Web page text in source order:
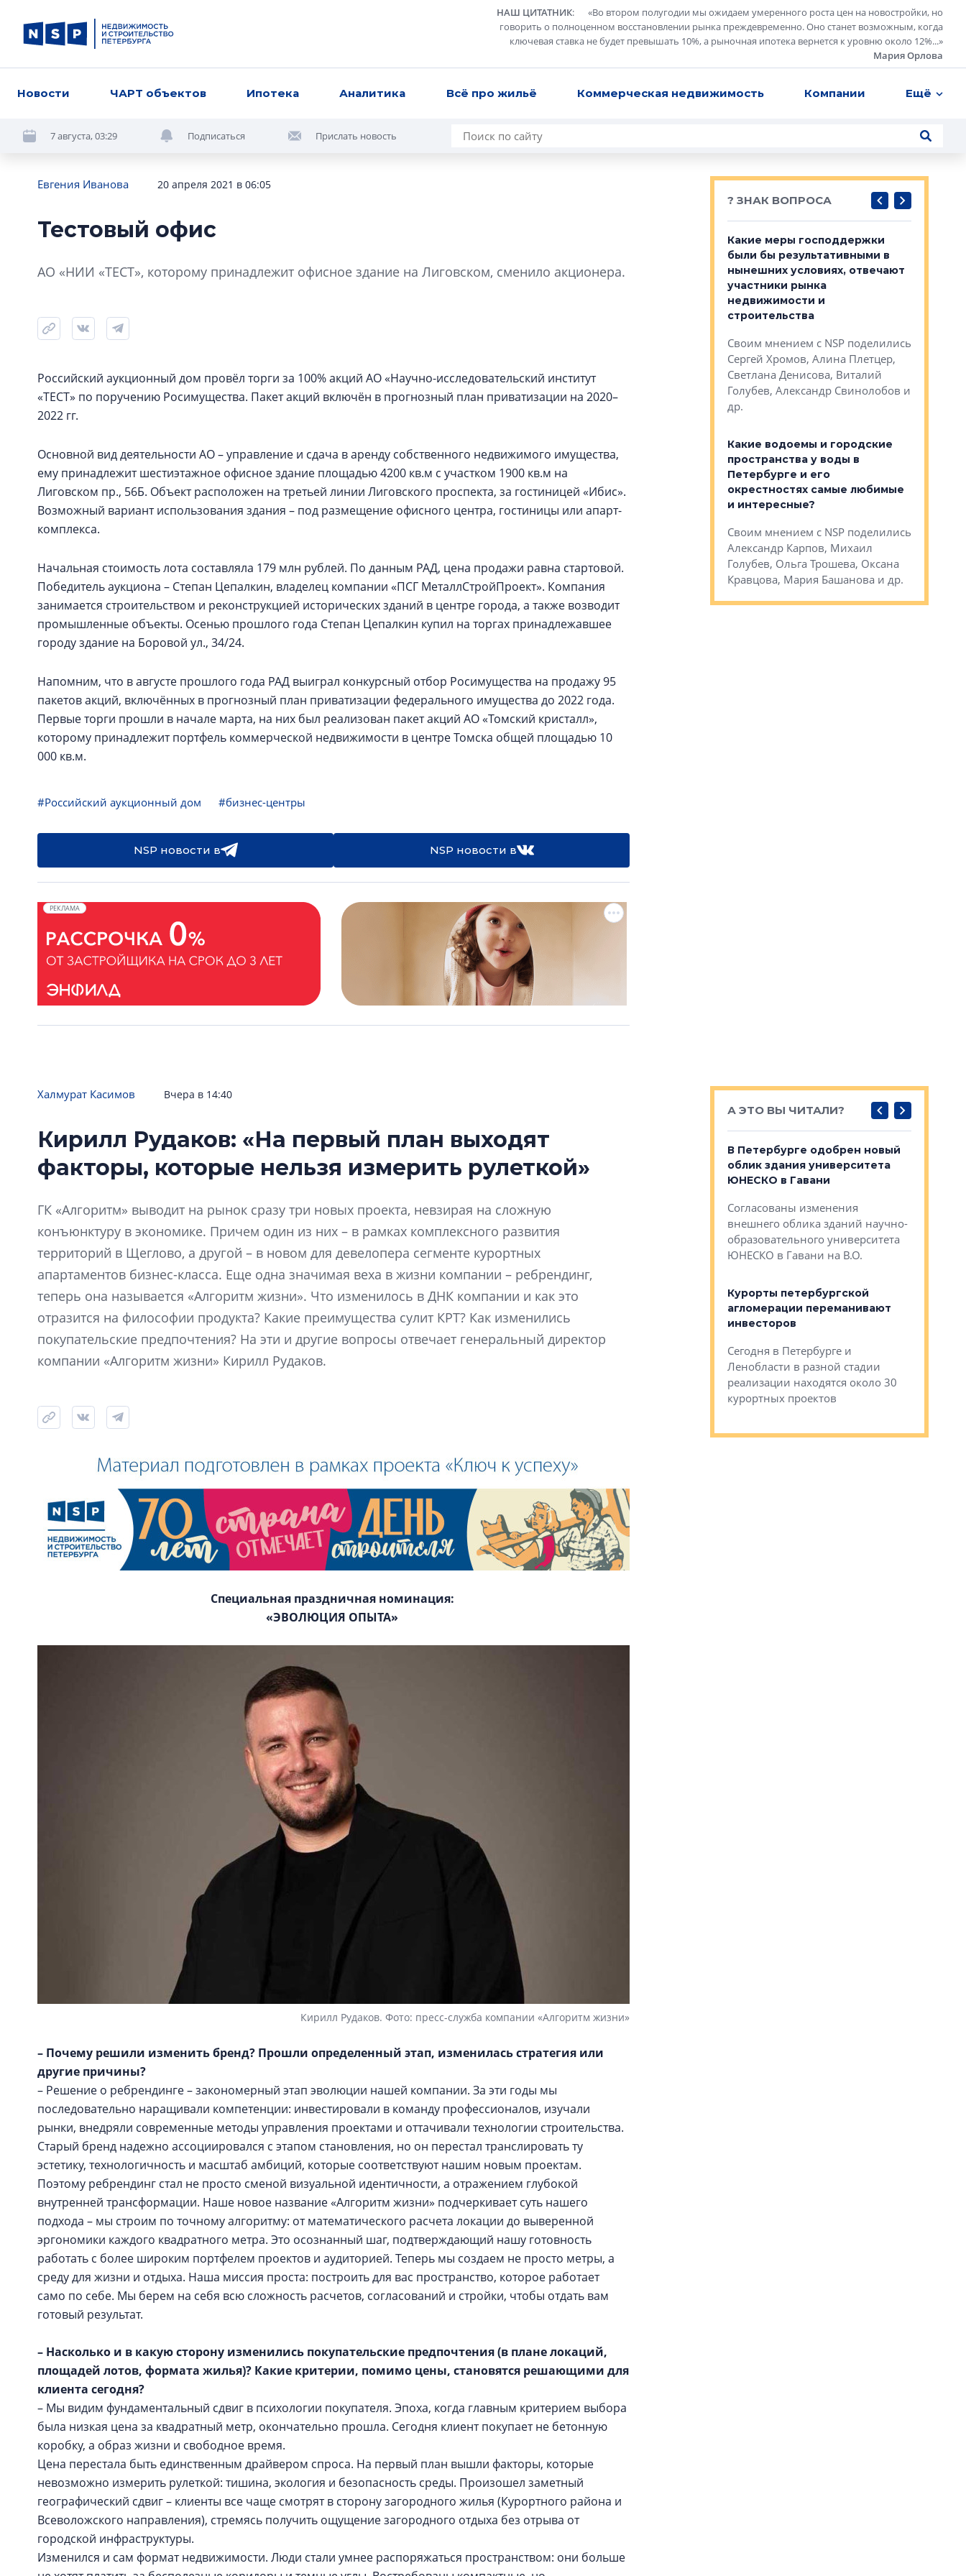
НАШ ЦИТАТНИК: «Во втором полугодии мы ожидаем умеренного роста цен на новостройки, но
говорить о полноценном восстановлении рынка преждевременно. Оно станет возможным, когда
ключевая ставка не будет превышать 10%, а рыночная ипотека вернется к уровню около 12%...»
Мария Орлова
Новости ЧАРТ объектов Ипотека Аналитика Всё про жильё Коммерческая недвижимость Компании Ещё
7 августа, 03:29 Подписаться Прислать новость
Евгения Иванова 20 апреля 2021 в 06:05
Тестовый офис
АО «НИИ «ТЕСТ», которому принадлежит офисное здание на Лиговском, сменило акционера.
Российский аукционный дом провёл торги за 100% акций АО «Научно-исследовательский институт
«ТЕСТ» по поручению Росимущества. Пакет акций включён в прогнозный план приватизации на 2020–
2022 гг.
Основной вид деятельности АО – управление и сдача в аренду собственного недвижимого имущества,
ему принадлежит шестиэтажное офисное здание площадью 4200 кв.м с участком 1900 кв.м на
Лиговском пр., 56Б. Объект расположен на третьей линии Лиговского проспекта, за гостиницей «Ибис».
Возможный вариант использования здания – под размещение офисного центра, гостиницы или апарт-
комплекса.
Начальная стоимость лота составляла 179 млн рублей. По данным РАД, цена продажи равна стартовой.
Победитель аукциона – Степан Цепалкин, владелец компании «ПСГ МеталлСтройПроект». Компания
занимается строительством и реконструкцией исторических зданий в центре города, а также возводит
промышленные объекты. Осенью прошлого года Степан Цепалкин купил на торгах принадлежавшее
городу здание на Боровой ул., 34/24.
Напомним, что в августе прошлого года РАД выиграл конкурсный отбор Росимущества на продажу 95
пакетов акций, включённых в прогнозный план приватизации федерального имущества до 2022 года.
Первые торги прошли в начале марта, на них был реализован пакет акций АО «Томский кристалл»,
которому принадлежит портфель коммерческой недвижимости в центре Томска общей площадью 10
000 кв.м.
#Российский аукционный дом #бизнес-центры
NSP новости в NSP новости в
РЕКЛАМА
? ЗНАК ВОПРОСА
рынка?
Жабин, Светлана Денисова,
Константин Сторожев и другие
в сфере девелопмента и
строительства?
Валентина Калинина, Анжелика
Кирилл Кудинов и др.
Какие меры господдержки
были бы результативными в
нынешних условиях, отвечают
участники рынка
недвижимости и
строительства
Своим мнением с NSP поделились
Сергей Хромов, Алина Плетцер,
Светлана Денисова, Виталий
Голубев, Александр Свинолобов и
др.
Какие водоемы и городские
пространства у воды в
Петербурге и его
окрестностях самые любимые
и интересные?
Своим мнением с NSP поделились
Александр Карпов, Михаил
Голубев, Ольга Трошева, Оксана
Кравцова, Мария Башанова и др.
Халмурат Касимов Вчера в 14:40
Кирилл Рудаков: «На первый план выходят
факторы, которые нельзя измерить рулеткой»
ГК «Алгоритм» выводит на рынок сразу три новых проекта, невзирая на сложную
конъюнктуру в экономике. Причем один из них – в рамках комплексного развития
территорий в Щеглово, а другой – в новом для девелопера сегменте курортных
апартаментов бизнес-класса. Еще одна значимая веха в жизни компании – ребрендинг,
теперь она называется «Алгоритм жизни». Что изменилось в ДНК компании и как это
отразится на философии продукта? Какие преимущества сулит КРТ? Как изменились
покупательские предпочтения? На эти и другие вопросы отвечает генеральный директор
компании «Алгоритм жизни» Кирилл Рудаков.
Специальная праздничная номинация:
«ЭВОЛЮЦИЯ ОПЫТА»
Кирилл Рудаков. Фото: пресс-служба компании «Алгоритм жизни»
– Почему решили изменить бренд? Прошли определенный этап, изменилась стратегия или
другие причины?
– Решение о ребрендинге – закономерный этап эволюции нашей компании. За эти годы мы
последовательно наращивали компетенции: инвестировали в команду профессионалов, изучали
рынки, внедряли современные методы управления проектами и оттачивали технологии строительства.
Старый бренд надежно ассоциировался с этапом становления, но он перестал транслировать ту
эстетику, технологичность и масштаб амбиций, которые соответствуют нашим новым проектам.
Поэтому ребрендинг стал не просто сменой визуальной идентичности, а отражением глубокой
внутренней трансформации. Наше новое название «Алгоритм жизни» подчеркивает суть нашего
подхода – мы строим по точному алгоритму: от математического расчета локации до выверенной
эргономики каждого квадратного метра. Это осознанный шаг, подтверждающий нашу готовность
работать с более широким портфелем проектов и аудиторией. Теперь мы создаем не просто метры, а
среду для жизни и отдыха. Наша миссия проста: построить для вас пространство, которое работает
само по себе. Мы берем на себя всю сложность расчетов, согласований и стройки, чтобы отдать вам
готовый результат.
– Насколько и в какую сторону изменились покупательские предпочтения (в плане локаций,
площадей лотов, формата жилья)? Какие критерии, помимо цены, становятся решающими для
клиента сегодня?
– Мы видим фундаментальный сдвиг в психологии покупателя. Эпоха, когда главным критерием выбора
была низкая цена за квадратный метр, окончательно прошла. Сегодня клиент покупает не бетонную
коробку, а образ жизни и свободное время.
Цена перестала быть единственным драйвером спроса. На первый план вышли факторы, которые
невозможно измерить рулеткой: тишина, экология и безопасность среды. Произошел заметный
географический сдвиг – клиенты все чаще смотрят в сторону загородного жилья (Курортного района и
Всеволожского направления), стремясь получить ощущение загородного отдыха без отрыва от
городской инфраструктуры.
Изменился и сам формат недвижимости. Люди стали умнее распоряжаться пространством: они больше
А ЭТО ВЫ ЧИТАЛИ?
Усадьба Торосово — антидот
от эпохи фальш-панелей
эпохи фальш-панелей
9% дешевле строящихся
Центробанк: квартиры в домах
2020-2026 годов постройки на 9%
дешевле строящихся
В Петербурге одобрен новый
облик здания университета
ЮНЕСКО в Гавани
Согласованы изменения
внешнего облика зданий научно-
образовательного университета
ЮНЕСКО в Гавани на В.О.
Курорты петербургской
агломерации переманивают
инвесторов
Сегодня в Петербурге и
Ленобласти в разной стадии
реализации находятся около 30
курортных проектов